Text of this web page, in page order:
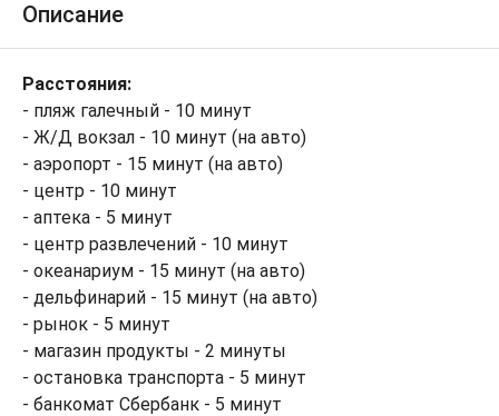
Описание
Расстояния:
- пляж галечный - 10 минут
- Ж/Д вокзал - 10 минут (на авто)
- аэропорт - 15 минут (на авто)
- центр - 10 минут
- аптека - 5 минут
- центр развлечений - 10 минут
- океанариум - 15 минут (на авто)
- дельфинарий - 15 минут (на авто)
- рынок - 5 минут
- магазин продукты - 2 минуты
- остановка транспорта - 5 минут
- банкомат Сбербанк - 5 минут